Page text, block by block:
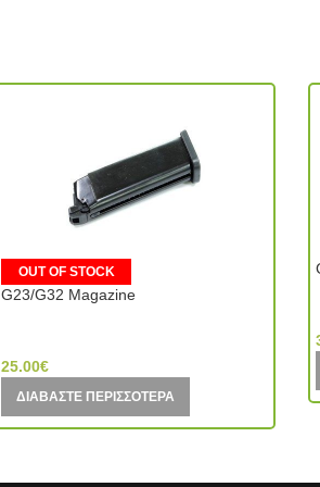
OUT OF STOCK
G23/G32 Magazine
25.00€
ΔΙΑΒΆΣΤΕ ΠΕΡΙΣΣΌΤΕΡΑ